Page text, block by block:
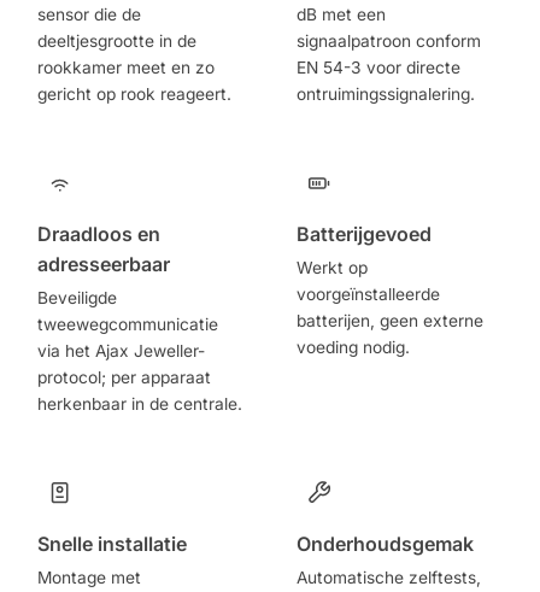
sensor die de
deeltjesgrootte in de
rookkamer meet en zo
gericht op rook reageert.
dB met een
signaalpatroon conform
EN 54-3 voor directe
ontruimingssignalering.
Draadloos en
adresseerbaar
Beveiligde
tweewegcommunicatie
via het Ajax Jeweller-
protocol; per apparaat
herkenbaar in de centrale.
Batterijgevoed
Werkt op
voorgeïnstalleerde
batterijen, geen externe
voeding nodig.
Snelle installatie
Montage met
Onderhoudsgemak
Automatische zelftests,